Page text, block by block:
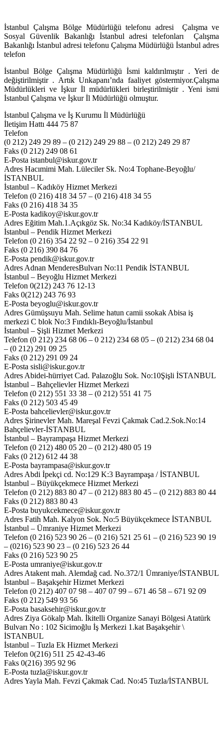
İstanbul Çalışma Bölge Müdürlüğü telefonu adresi Çalışma ve
Sosyal Güvenlik Bakanlığı İstanbul adresi telefonları Çalışma
Bakanlığı İstanbul adresi telefonu Çalışma Müdürlüğü İstanbul adres
telefon
İstanbul Bölge Çalışma Müdürlüğü İsmi kaldırılmıştır . Yeri de
değiştirilmiştir . Artık Unkapanı’nda faaliyet göstermiyor.Çalışma
Müdürlükleri ve İşkur İl müdürlükleri birleştirilmiştir . Yeni ismi
İstanbul Çalışma ve İşkur İl Müdürlüğü olmuştur.
İstanbul Çalışma ve İş Kurumu İl Müdürlüğü
İletişim Hattı 444 75 87
Telefon
(0 212) 249 29 89 – (0 212) 249 29 88 – (0 212) 249 29 87
Faks (0 212) 249 08 61
E-Posta istanbul@iskur.gov.tr
Adres Hacımimi Mah. Lüleciler Sk. No:4 Tophane-Beyoğlu/
İSTANBUL
İstanbul – Kadıköy Hizmet Merkezi
Telefon (0 216) 418 34 57 – (0 216) 418 34 55
Faks (0 216) 418 34 35
E-Posta kadikoy@iskur.gov.tr
Adres Eğitim Mah.1.Açıkgöz Sk. No:34 Kadıköy/İSTANBUL
İstanbul – Pendik Hizmet Merkezi
Telefon (0 216) 354 22 92 – 0 216) 354 22 91
Faks (0 216) 390 84 76
E-Posta pendik@iskur.gov.tr
Adres Adnan MenderesBulvarı No:11 Pendik İSTANBUL
İstanbul – Beyoğlu Hizmet Merkezi
Telefon 0(212) 243 76 12-13
Faks 0(212) 243 76 93
E-Posta beyoglu@iskur.gov.tr
Adres Gümüşsuyu Mah. Selime hatun camii ssokak Abisa iş
merkezi C blok No:3 Fındıklı-Beyoğlu/İstanbul
İstanbul – Şişli Hizmet Merkezi
Telefon (0 212) 234 68 06 – 0 212) 234 68 05 – (0 212) 234 68 04
– (0 212) 291 09 25
Faks (0 212) 291 09 24
E-Posta sisli@iskur.gov.tr
Adres Abidei-hürriyet Cad. Palazoğlu Sok. No:10Şişli İSTANBUL
İstanbul – Bahçelievler Hizmet Merkezi
Telefon (0 212) 551 33 38 – (0 212) 551 41 75
Faks (0 212) 503 45 49
E-Posta bahcelievler@iskur.gov.tr
Adres Şirinevler Mah. Mareşal Fevzi Çakmak Cad.2.Sok.No:14
Bahçelievler-İSTANBUL
İstanbul – Bayrampaşa Hizmet Merkezi
Telefon (0 212) 480 05 20 – (0 212) 480 05 19
Faks (0 212) 612 44 38
E-Posta bayrampasa@iskur.gov.tr
Adres Abdi İpekçi cd. No:129 K:3 Bayrampaşa / İSTANBUL
İstanbul – Büyükçekmece Hizmet Merkezi
Telefon (0 212) 883 80 47 – (0 212) 883 80 45 – (0 212) 883 80 44
Faks (0 212) 883 80 43
E-Posta buyukcekmece@iskur.gov.tr
Adres Fatih Mah. Kalyon Sok. No:5 Büyükçekmece İSTANBUL
İstanbul – Ümraniye Hizmet Merkezi
Telefon (0 216) 523 90 26 – (0 216) 521 25 61 – (0 216) 523 90 19
– (0216) 523 90 23 – (0 216) 523 26 44
Faks (0 216) 523 90 25
E-Posta umraniye@iskur.gov.tr
Adres Atakent mah. Alemdağ cad. No.372/1 Ümraniye/İSTANBUL
İstanbul – Başakşehir Hizmet Merkezi
Telefon (0 212) 407 07 98 – 407 07 99 – 671 46 58 – 671 92 09
Faks (0 212) 549 93 56
E-Posta basaksehir@iskur.gov.tr
Adres Ziya Gökalp Mah. İkitelli Organize Sanayi Bölgesi Atatürk
Bulvarı No : 102 Sicimoğlu İş Merkezi 1.kat Başakşehir \
İSTANBUL
İstanbul – Tuzla Ek Hizmet Merkezi
Telefon 0(216) 511 25 42-43-46
Faks 0(216) 395 92 96
E-Posta tuzla@iskur.gov.tr
Adres Yayla Mah. Fevzi Çakmak Cad. No:45 Tuzla/İSTANBUL